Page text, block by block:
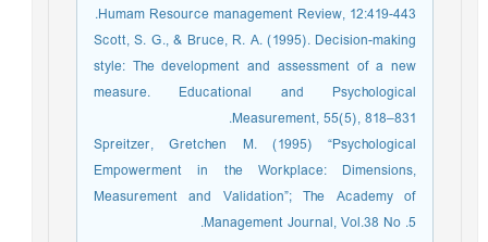
Humam Resource management Review, 12:419-443.
Scott, S. G., & Bruce, R. A. (1995). Decision-making
style: The development and assessment of a new
measure. Educational and Psychological
Measurement, 55(5), 818–831.
Spreitzer, Gretchen M. (1995) “Psychological
Empowerment in the Workplace: Dimensions,
Measurement and Validation”; The Academy of
Management Journal, Vol.38 No .5.